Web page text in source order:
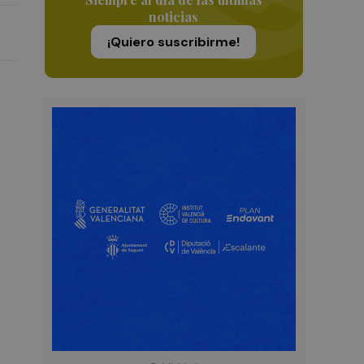
noticias
¡Quiero suscribirme!